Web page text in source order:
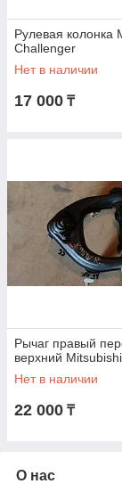
Рулевая колонка
Challenger
Нет в наличии
17 000 ₸
Рычаг правый
верхний
Нет в наличии
22 000 ₸
О нас